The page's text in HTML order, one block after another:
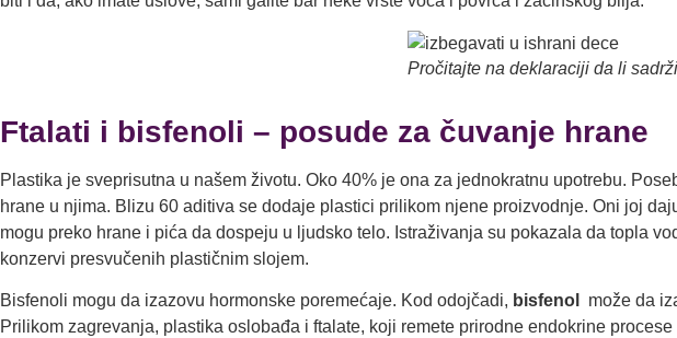
Pročitajte na deklaraciji da li
Ftalati i bisfenoli – posude za čuvanje hrane
Plastika je sveprisutna u našem životu. Oko 40% je ona za jednokratnu upotrebu.
hrane u njima. Blizu 60 aditiva se dodaje plastici prilikom njene proizvodnje. Oni joj
mogu preko hrane i pića da dospeju u ljudsko telo. Istraživanja su pokazala da topla
konzervi presvučenih plastičnim slojem.
Bisfenoli mogu da izazovu hormonske poremećaje. Kod odojčadi, bisfenol
može da
Prilikom zagrevanja, plastika oslobađa i ftalate, koji remete prirodne endokrine procese